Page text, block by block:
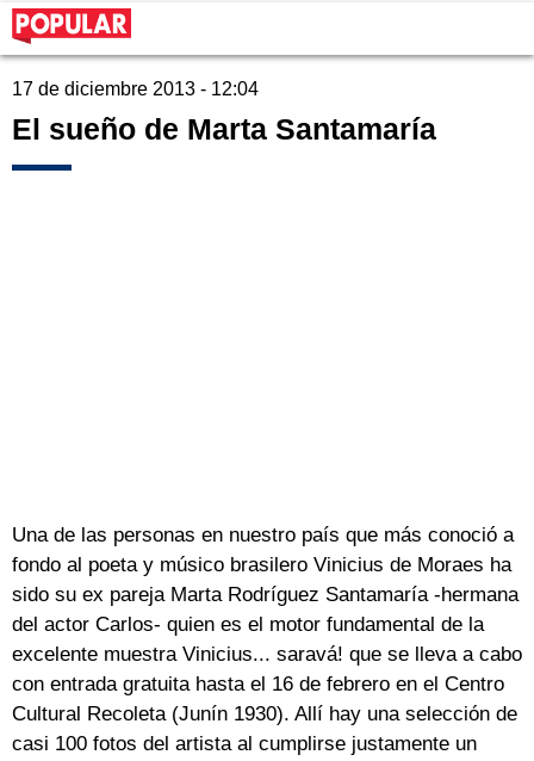
17 de diciembre 2013 - 12:04
El sueño de Marta Santamaría
Una de las personas en nuestro país que más conoció a
fondo al poeta y músico brasilero Vinicius de Moraes ha
sido su ex pareja Marta Rodríguez Santamaría -hermana
del actor Carlos- quien es el motor fundamental de la
excelente muestra Vinicius... saravá! que se lleva a cabo
con entrada gratuita hasta el 16 de febrero en el Centro
Cultural Recoleta (Junín 1930). Allí hay una selección de
casi 100 fotos del artista al cumplirse justamente un